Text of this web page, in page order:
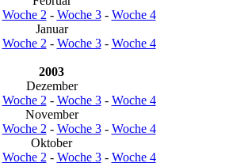
Woche 2 - Woche 3- Woche 4
Januar
Woche 2 - Woche 3- Woche 4
2003
Dezember
Woche 2 - Woche 3- Woche 4
November
Woche 2 - Woche 3- Woche 4
Oktober
Woche 2 - Woche 3- Woche 4